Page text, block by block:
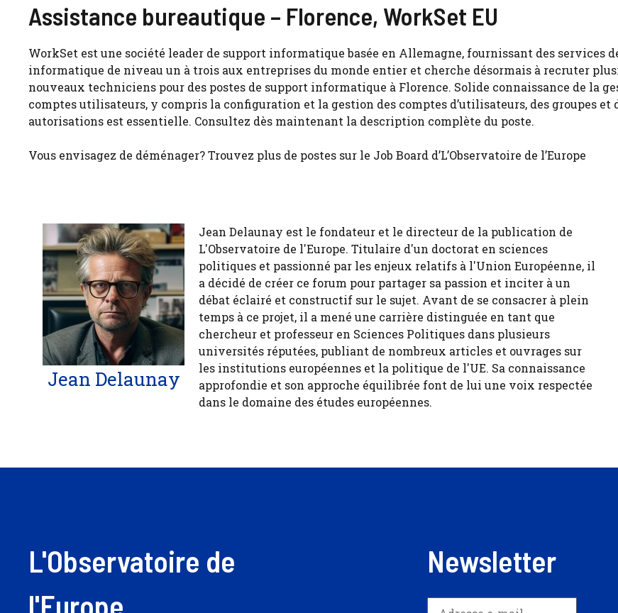
Assistance bureautique – Florence, WorkSet EU
WorkSet est une société leader de support informatique basée en Allemagne, fournissant des services
informatique de niveau un à trois aux entreprises du monde entier et cherche désormais à recruter
nouveaux techniciens pour des postes de support informatique à Florence. Solide connaissance de la
comptes utilisateurs, y compris la configuration et la gestion des comptes d’utilisateurs, des groupes et
autorisations est essentielle. Consultez dès maintenant la description complète du poste.
Vous envisagez de déménager? Trouvez plus de postes sur le Job Board d’L’Observatoire de l’Europe
Jean Delaunay
Jean Delaunay est le fondateur et le directeur de la publication de
L'Observatoire de l'Europe. Titulaire d'un doctorat en sciences
politiques et passionné par les enjeux relatifs à l'Union Européenne, il
a décidé de créer ce forum pour partager sa passion et inciter à un
débat éclairé et constructif sur le sujet. Avant de se consacrer à plein
temps à ce projet, il a mené une carrière distinguée en tant que
chercheur et professeur en Sciences Politiques dans plusieurs
universités réputées, publiant de nombreux articles et ouvrages sur
les institutions européennes et la politique de l'UE. Sa connaissance
approfondie et son approche équilibrée font de lui une voix respectée
dans le domaine des études européennes.
L'Observatoire de
l'Europe
Newsletter